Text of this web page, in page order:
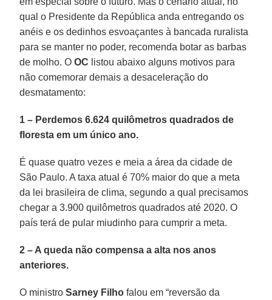
qual o Presidente da República anda entregando os
anéis e os dedinhos esvoaçantes à bancada ruralista
para se manter no poder, recomenda botar as barbas
de molho. OOC listou abaixo alguns motivos para
não comemorar demais a desaceleração do
desmatamento:
1 – Perdemos 6.624 quilômetros quadrados de
floresta em um único ano.
É quase quatro vezes e meia a área da cidade de
São Paulo. A taxa atual é 70% maior do que a meta
da lei brasileira de clima, segundo a qual precisamos
chegar a 3.900 quilômetros quadrados até 2020. O
país terá de pular miudinho para cumprir a meta.
2 – A queda não compensa a alta nos anos
anteriores.
O ministroSarney Filho falou em “reversão da